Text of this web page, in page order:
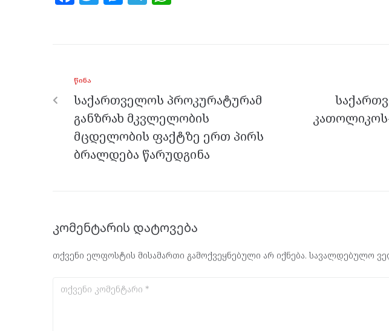
o
o
k
er m p
p
ᲬᲘᲜᲐ
საქართველოს პროკურატურამ
განზრახ მკვლელობის
მცდელობის ფაქტზე ერთ პირს
ბრალდება წარუდგინა
კომენტარის დატოვება
თქვენი ელფოსტის მისამართი გამოქვეყნებული არ იქნება. სავალდებულო